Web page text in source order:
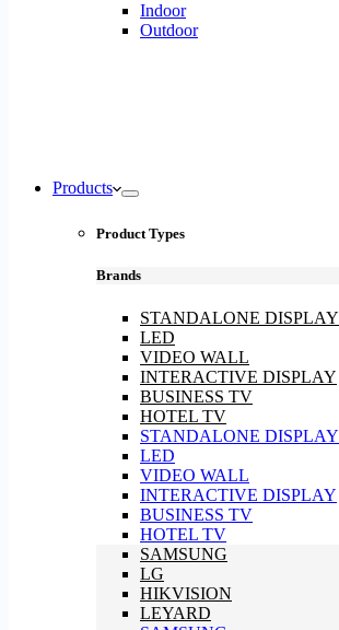
Indoor
Outdoor
Products
Product Types
Brands
STANDALONE DISPLAY
LED
VIDEO WALL
INTERACTIVE DISPLAY
BUSINESS TV
HOTEL TV
STANDALONE DISPLAY
LED
VIDEO WALL
INTERACTIVE DISPLAY
BUSINESS TV
HOTEL TV
SAMSUNG
LG
HIKVISION
LEYARD